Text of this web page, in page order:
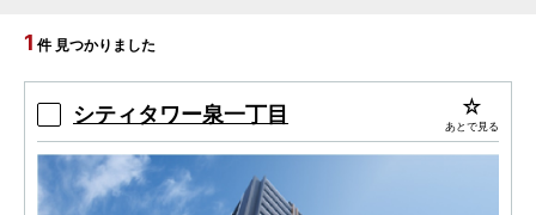
1 件 見つかりました
シティタワー泉一丁目 あとで見る